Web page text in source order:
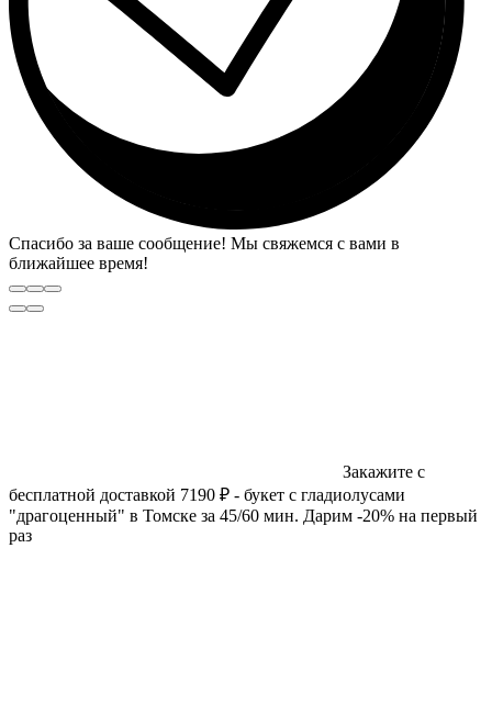
Спасибо за ваше сообщение! Мы свяжемся с вами в
ближайшее время!
Закажите с
бесплатной доставкой 7190 ₽ - букет с гладиолусами
"драгоценный" в Томске за 45/60 мин. Дарим -20% на первый
раз